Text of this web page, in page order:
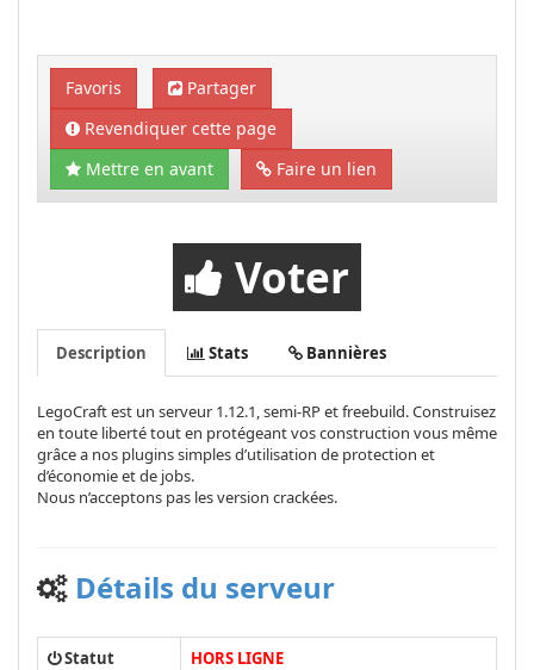
Favoris
Partager
Revendiquer cette page
Mettre en avant
Faire un lien
Voter
Description Stats Bannières
LegoCraft est un serveur 1.12.1, semi-RP et freebuild. Construisez
en toute liberté tout en protégeant vos construction vous même
grâce a nos plugins simples d’utilisation de protection et
d’économie et de jobs.
Nous n’acceptons pas les version crackées.
Détails du serveur
Statut HORS LIGNE